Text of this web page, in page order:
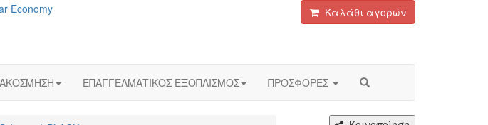
Καλάθι αγορών
ΕΠΑΓΓΕΛΜΑΤΙΚΟΣ ΕΞΟΠΛΙΣΜΟΣ ΠΡΟΣΦΟΡΕΣ